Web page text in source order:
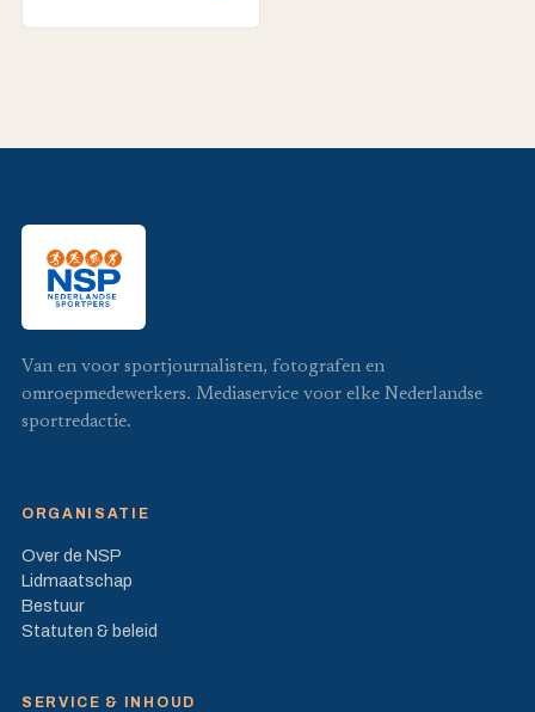
Van en voor sportjournalisten, fotografen en
omroepmedewerkers. Mediaservice voor elke Nederlandse
sportredactie.
ORGANISATIE
Over de NSP
Lidmaatschap
Bestuur
Statuten & beleid
SERVICE & INHOUD